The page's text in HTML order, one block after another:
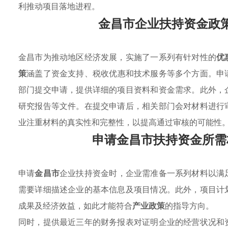
利推动项目落地进程。
金昌市企业扶持资金政
金昌市为推动地区经济发展，实施了一系列有针对性的优
策涵盖了资金支持、税收优惠和技术服务等多个方面。
部门提交申请，提供详细的项目资料和资金需求。此外
研究报告等文件。在提交申请后，相关部门会对材料进
业注重材料的真实性和完整性，以提高通过审核的可能性
申请金昌市扶持资金所
申请金昌市企业扶持资金时，企业需准备一系列材料以
需要详细描述企业的基本信息及项目情况。此外，项目
成果及经济效益，如此才能符合产业政策的指导方向。
同时，提供最近三年的财务报表对证明企业的经营状况